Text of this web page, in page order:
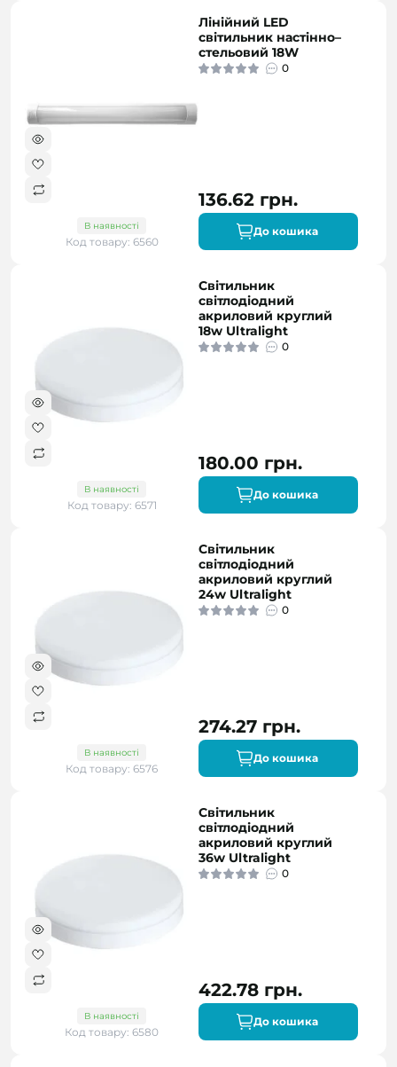
В наявності
Код товару: 6560
Лінійний LED
світильник настінно–
стельовий 18W
0
136.62 грн.
До кошика
В наявності
Код товару: 6571
Світильник
світлодіодний
акриловий круглий
18w Ultralight
0
180.00 грн.
До кошика
В наявності
Код товару: 6576
Світильник
світлодіодний
акриловий круглий
24w Ultralight
0
274.27 грн.
До кошика
В наявності
Код товару: 6580
Світильник
світлодіодний
акриловий круглий
36w Ultralight
0
422.78 грн.
До кошика